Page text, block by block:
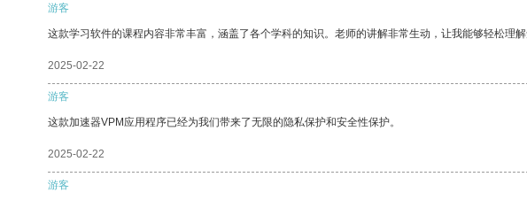
游客
这款学习软件的课程内容非常丰富，涵盖了各个学科的知识。老师的讲解非常生动，让我能够轻松理解
2025-02-22
游客
这款加速器VPM应用程序已经为我们带来了无限的隐私保护和安全性保护。
2025-02-22
游客